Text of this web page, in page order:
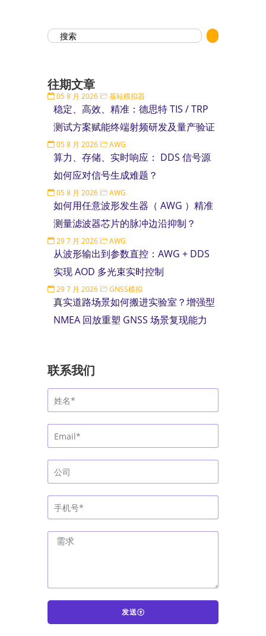
往期文章
05 8 月 2026 基站模拟器
稳定、高效、精准：德思特 TIS / TRP
测试方案赋能终端射频研发及量产验证
05 8 月 2026 AWG
算力、存储、实时响应： DDS 信号源
如何应对信号生成难题？
05 8 月 2026 AWG
如何用任意波形发生器（ AWG ）精准
测量滤波器芯片的脉冲边沿抑制？
29 7 月 2026 AWG
从波形输出到参数直控：AWG + DDS
实现 AOD 多光束实时控制
29 7 月 2026 GNSS模拟
真实道路场景如何搬进实验室？增强型
NMEA 回放重塑 GNSS 场景复现能力
联系我们
发送